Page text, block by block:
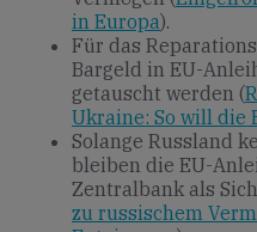
in Europa).
Für das
Bargeld in EU-
getauscht werden (
Ukraine: So will die
Solange Russland
bleiben die EU-
Zentralbank als
zu russischem